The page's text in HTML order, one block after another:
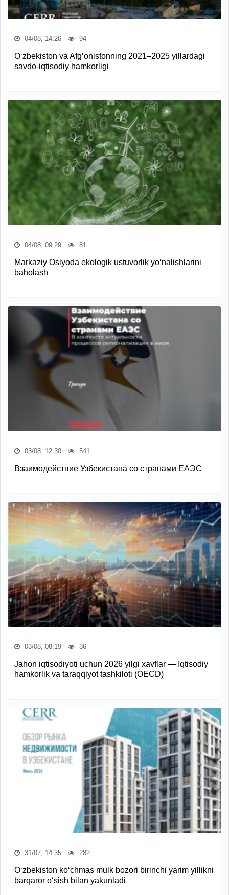
04/08, 14:26 94
O‘zbekiston va Afg‘onistonning 2021–2025 yillardagi
savdo-iqtisodiy hamkorligi
04/08, 09:29 81
Markaziy Osiyoda ekologik ustuvorlik yo‘nalishlarini
baholash
03/08, 12:30 541
Взаимодействие Узбекистана со странами ЕАЭС
03/08, 08:19 36
Jahon iqtisodiyoti uchun 2026 yilgi xavflar — Iqtisodiy
hamkorlik va taraqqiyot tashkiloti (OECD)
31/07, 14:35 282
O‘zbekiston ko‘chmas mulk bozori birinchi yarim yillikni
barqaror o‘sish bilan yakunladi